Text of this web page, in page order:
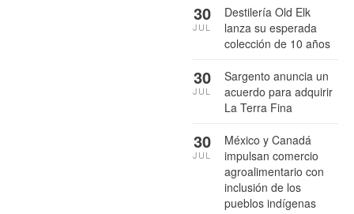
Destilería Old Elk
lanza su esperada
colección de 10 años
30
JUL
Sargento anuncia un
acuerdo para adquirir
La Terra Fina
30
JUL
México y Canadá
impulsan comercio
agroalimentario con
inclusión de los
pueblos indígenas
30
JUL